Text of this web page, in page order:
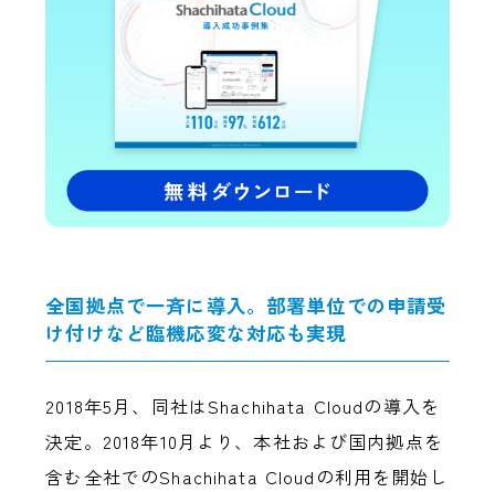
全国拠点で一斉に導入。部署単位での申請受
け付けなど臨機応変な対応も実現
2018年5月、同社はShachihata Cloudの導入を
決定。2018年10月より、本社および国内拠点を
含む全社でのShachihata Cloudの利用を開始し